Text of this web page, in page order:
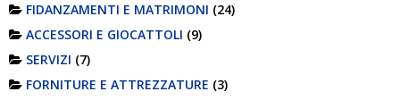
FIDANZAMENTI E MATRIMONI (24)
ACCESSORI E GIOCATTOLI (9)
SERVIZI (7)
FORNITURE E ATTREZZATURE (3)